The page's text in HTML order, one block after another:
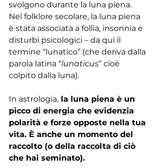
svolgono durante la luna piena.
Nel folklore secolare, la luna piena
è stata associata a follia, insonnia e
disturbi psicologici – da qui il
termine “lunatico” (che deriva dalla
parola latina “lunaticus” cioè
colpito dalla luna).
In astrologia, la luna piena è un
picco di energia che evidenzia
polarità e forze opposte nella tua
vita. È anche un momento del
raccolto (o della raccolta di ciò
che hai seminato).